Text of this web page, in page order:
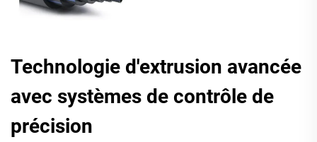
Technologie d'extrusion avancée
avec systèmes de contrôle de
précision